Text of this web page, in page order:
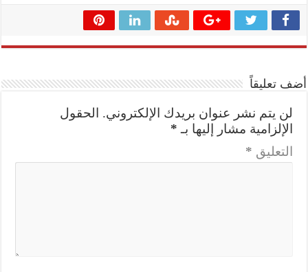
أضف تعليقاً
لن يتم نشر عنوان بريدك الإلكتروني.
الحقول
الإلزامية مشار إليها بـ *
التعليق *